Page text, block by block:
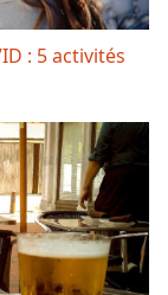
: 5 activités